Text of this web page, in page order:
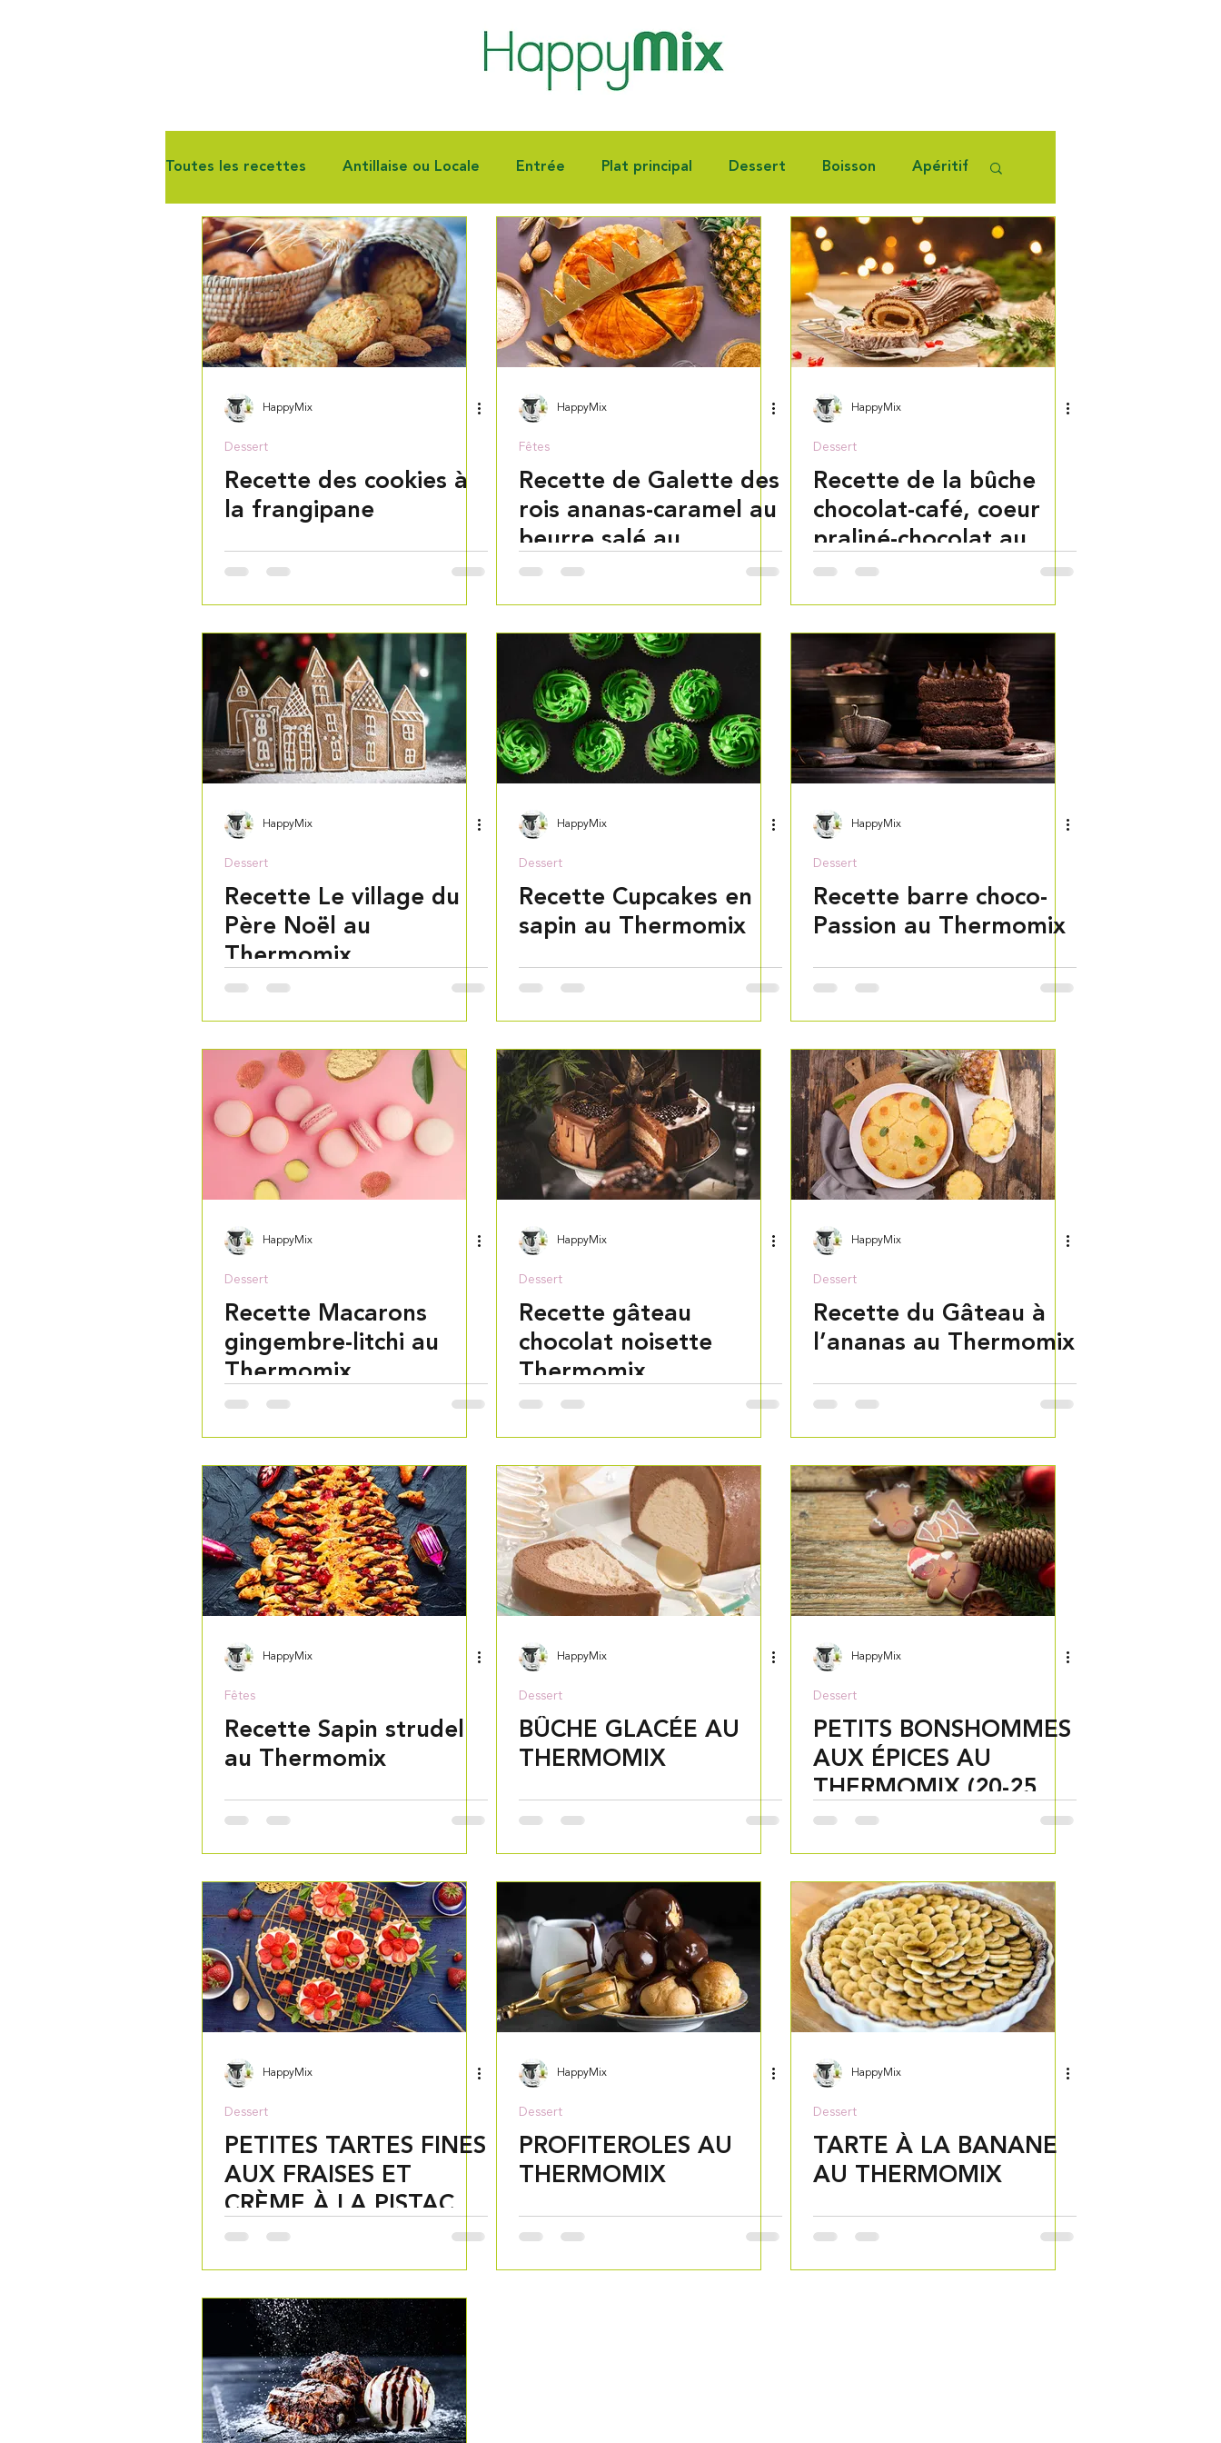
Toutes les recettes Antillaise ou Locale Entrée Plat principal Dessert Boisson Apéritif
Gourmandise Pain & Viennoiserie Fêtes Autres
HappyMix
Dessert
Recette des cookies à
la frangipane
HappyMix
Fêtes
Recette de Galette des
rois ananas-caramel au
beurre salé au
Thermomix
HappyMix
Dessert
Recette de la bûche
chocolat-café, coeur
praliné-chocolat au
Thermomix.
HappyMix
Dessert
Recette Le village du
Père Noël au
Thermomix
HappyMix
Dessert
Recette Cupcakes en
sapin au Thermomix
HappyMix
Dessert
Recette barre choco-
Passion au Thermomix
HappyMix
Dessert
Recette Macarons
gingembre-litchi au
Thermomix
HappyMix
Dessert
Recette gâteau
chocolat noisette
Thermomix
HappyMix
Dessert
Recette du Gâteau à
l’ananas au Thermomix
HappyMix
Fêtes
Recette Sapin strudel
au Thermomix
HappyMix
Dessert
BÛCHE GLACÉE AU
THERMOMIX
HappyMix
Dessert
PETITS BONSHOMMES
AUX ÉPICES AU
THERMOMIX (20-25
biscuits env.)
HappyMix
Dessert
PETITES TARTES FINES
AUX FRAISES ET
CRÈME À LA PISTACHE
AU THERMOMIX
HappyMix
Dessert
PROFITEROLES AU
THERMOMIX
HappyMix
Dessert
TARTE À LA BANANE
AU THERMOMIX